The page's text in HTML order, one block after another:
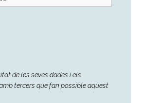
de les seves dades i els
tercers que fan possible aquest